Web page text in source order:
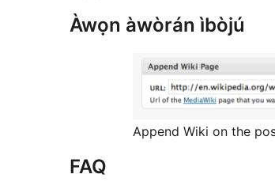
Àwọn àwòrán ìbòjú
Append Wiki on the
FAQ